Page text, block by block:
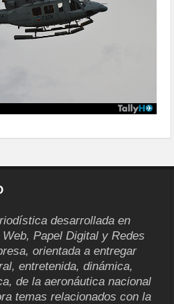
desarrollada en
Papel Digital y Redes
orientada a entregar
entretenida, dinámica,
de la aeronáutica nacional
temas relacionados con la